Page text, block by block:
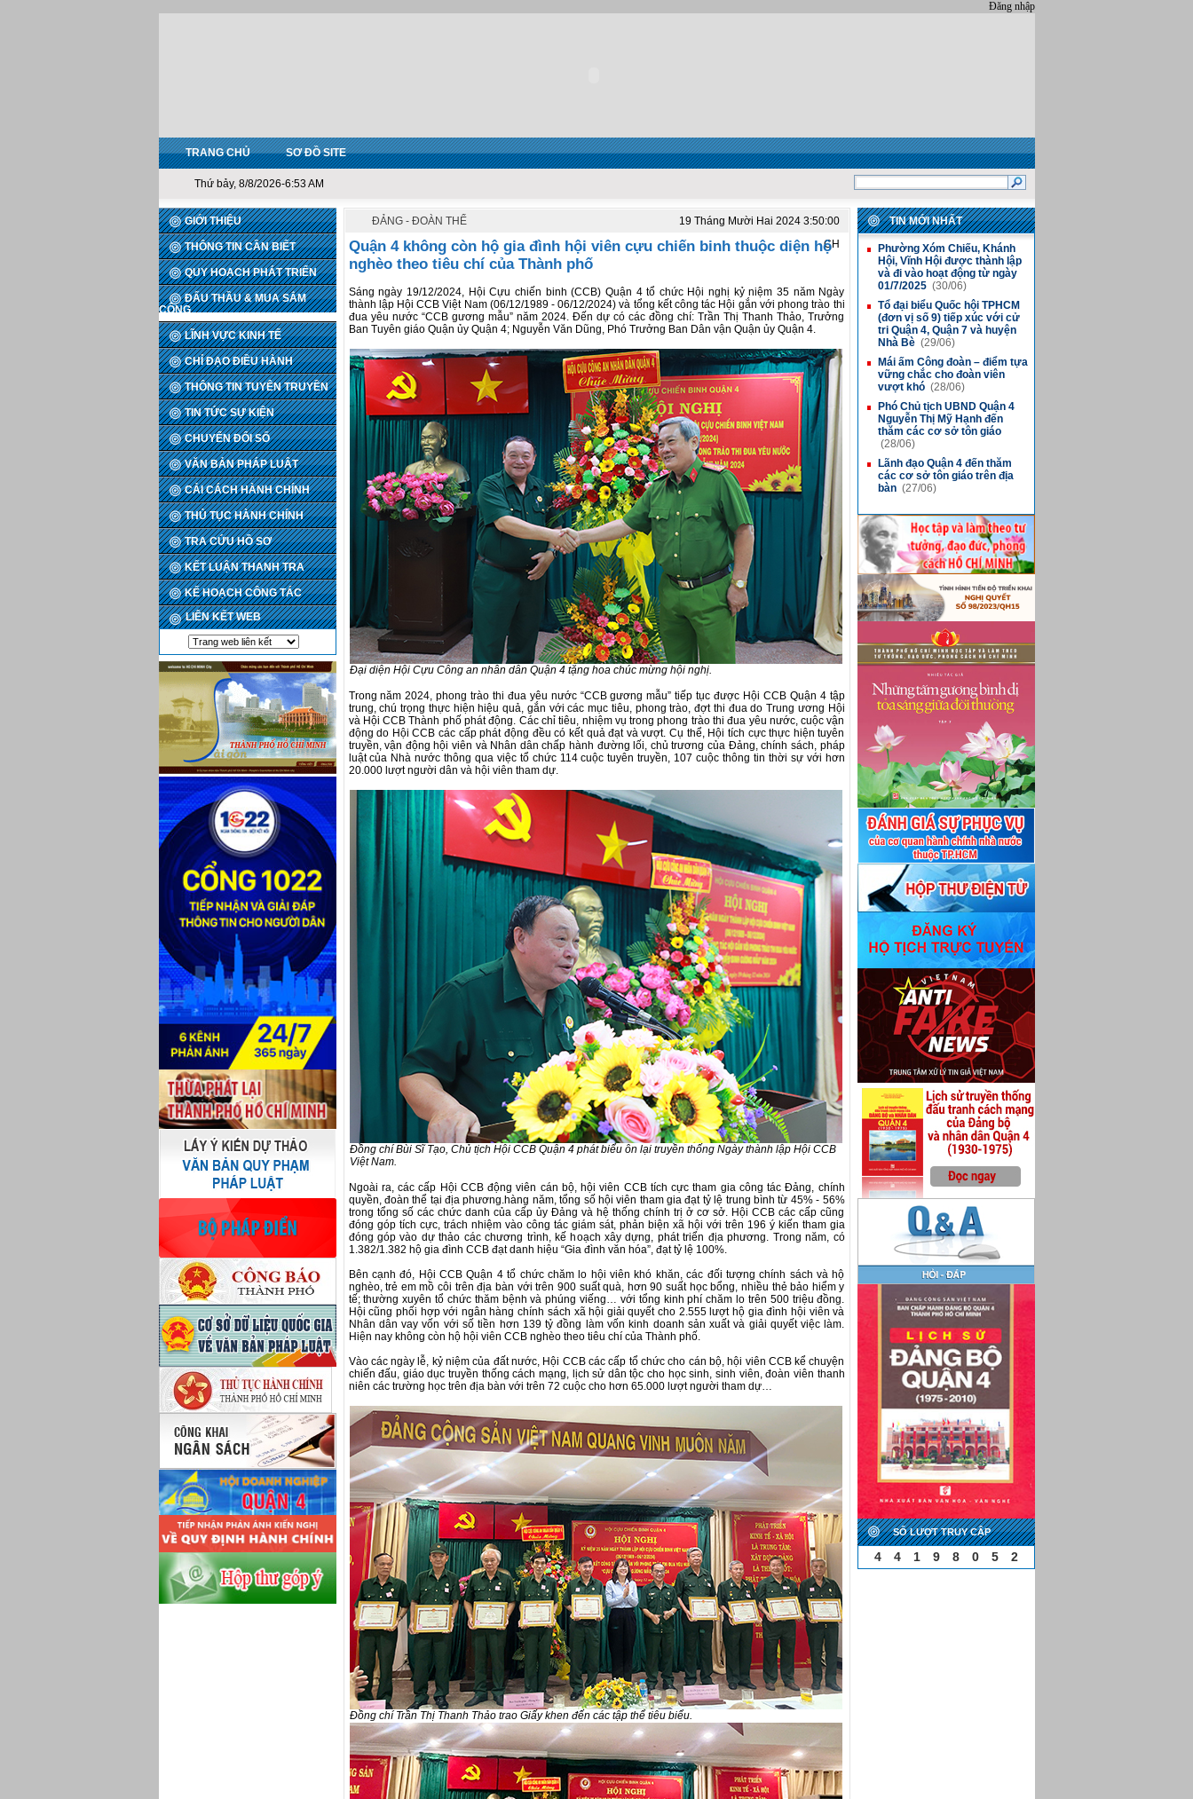
Đăng nhập
TRANG CHỦ SƠ ĐỒ SITE
Thứ bảy, 8/8/2026-6:53 AM
GIỚI THIỆU
THÔNG TIN CẦN BIẾT
QUY HOẠCH PHÁT TRIỂN
ĐẤU THẦU & MUA SẮM
CÔNG
LĨNH VỰC KINH TẾ
CHỈ ĐẠO ĐIỀU HÀNH
THÔNG TIN TUYÊN TRUYỀN
TIN TỨC SỰ KIỆN
CHUYỂN ĐỔI SỐ
VĂN BẢN PHÁP LUẬT
CẢI CÁCH HÀNH CHÍNH
THỦ TỤC HÀNH CHÍNH
TRA CỨU HỒ SƠ
KẾT LUẬN THANH TRA
KẾ HOẠCH CÔNG TÁC
LIÊN KẾT WEB
ĐẢNG - ĐOÀN THỂ
19 Tháng Mười Hai 2024 3:50:00
CH
Quận 4 không còn hộ gia đình hội viên cựu chiến binh thuộc diện hộ
nghèo theo tiêu chí của Thành phố
Sáng ngày 19/12/2024, Hội Cựu chiến binh (CCB) Quận 4 tổ chức Hội nghị kỷ niệm 35 năm Ngày
thành lập Hội CCB Việt Nam (06/12/1989 - 06/12/2024) và tổng kết công tác Hội gắn với phong trào thi
đua yêu nước “CCB gương mẫu” năm 2024. Đến dự có các đồng chí: Trần Thị Thanh Thảo, Trưởng
Ban Tuyên giáo Quận ủy Quận 4; Nguyễn Văn Dũng, Phó Trưởng Ban Dân vận Quận ủy Quận 4.
Đại diện Hội Cựu Công an nhân dân Quận 4 tặng hoa chúc mừng hội nghị.
Trong năm 2024, phong trào thi đua yêu nước “CCB gương mẫu” tiếp tục được Hội CCB Quận 4 tập
trung, chú trọng thực hiện hiệu quả, gắn với các mục tiêu, phong trào, đợt thi đua do Trung ương Hội
và Hội CCB Thành phố phát động. Các chỉ tiêu, nhiệm vụ trong phong trào thi đua yêu nước, cuộc vận
động do Hội CCB các cấp phát động đều có kết quả đạt và vượt. Cụ thể, Hội tích cực thực hiện tuyên
truyền, vận động hội viên và Nhân dân chấp hành đường lối, chủ trương của Đảng, chính sách, pháp
luật của Nhà nước thông qua việc tổ chức 114 cuộc tuyên truyền, 107 cuộc thông tin thời sự với hơn
20.000 lượt người dân và hội viên tham dự.
Đồng chí Bùi Sĩ Tạo, Chủ tịch Hội CCB Quận 4 phát biểu ôn lại truyền thống Ngày thành lập Hội CCB
Việt Nam.
Ngoài ra, các cấp Hội CCB động viên cán bộ, hội viên CCB tích cực tham gia công tác Đảng, chính
quyền, đoàn thể tại địa phương.hàng năm, tổng số hội viên tham gia đạt tỷ lệ trung bình từ 45% - 56%
trong tổng số các chức danh của cấp ủy Đảng và hệ thống chính trị ở cơ sở. Hội CCB các cấp cũng
đóng góp tích cực, trách nhiệm vào công tác giám sát, phản biện xã hội với trên 196 ý kiến tham gia
đóng góp vào dự thảo các chương trình, kế hoạch xây dựng, phát triển địa phương. Trong năm, có
1.382/1.382 hộ gia đình CCB đạt danh hiệu “Gia đình văn hóa”, đạt tỷ lệ 100%.
Bên cạnh đó, Hội CCB Quận 4 tổ chức chăm lo hội viên khó khăn, các đối tượng chính sách và hộ
nghèo, trẻ em mồ côi trên địa bàn với trên 900 suất quà, hơn 90 suất học bổng, nhiều thẻ bảo hiểm y
tế; thường xuyên tổ chức thăm bệnh và phúng viếng… với tổng kinh phí chăm lo trên 500 triệu đồng.
Hội cũng phối hợp với ngân hàng chính sách xã hội giải quyết cho 2.555 lượt hộ gia đình hội viên và
Nhân dân vay vốn với số tiền hơn 139 tỷ đồng làm vốn kinh doanh sản xuất và giải quyết việc làm.
Hiện nay không còn hộ hội viên CCB nghèo theo tiêu chí của Thành phố.
Vào các ngày lễ, kỷ niệm của đất nước, Hội CCB các cấp tổ chức cho cán bộ, hội viên CCB kể chuyện
chiến đấu, giáo dục truyền thống cách mạng, lịch sử dân tộc cho học sinh, sinh viên, đoàn viên thanh
niên các trường học trên địa bàn với trên 72 cuộc cho hơn 65.000 lượt người tham dự…
Đồng chí Trần Thị Thanh Thảo trao Giấy khen đến các tập thể tiêu biểu.
TIN MỚI NHẤT
■
Phường Xóm Chiếu, Khánh
Hội, Vĩnh Hội được thành lập
và đi vào hoạt động từ ngày
01/7/2025 (30/06)
■ Tổ đại biểu Quốc hội TPHCM
(đơn vị số 9) tiếp xúc với cử
tri Quận 4, Quận 7 và huyện
Nhà Bè (29/06)
■
Mái ấm Công đoàn – điểm tựa
vững chắc cho đoàn viên
vượt khó (28/06)
■
Phó Chủ tịch UBND Quận 4
Nguyễn Thị Mỹ Hạnh đến
thăm các cơ sở tôn giáo
(28/06)
■
Lãnh đạo Quận 4 đến thăm
các cơ sở tôn giáo trên địa
bàn (27/06)
SỐ LƯỢT TRUY CẬP
4 4 1 9 8 0 5 2